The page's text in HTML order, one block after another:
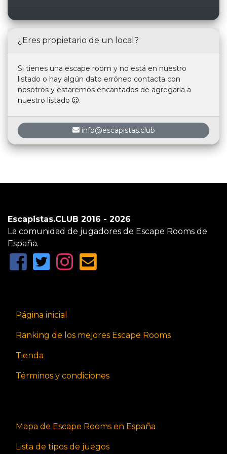
¿Eres propietario de un local?
Si tienes una escape room y no está en nuestro
listado o hay algún dato erróneo contacta con
nosotros y estaremos encantados de agregarla a
nuestro listado
.
info@escapistas.club
Escapistas.CLUB 2016 - 2026
La comunidad de jugadores de Escape Rooms de
España.
Página inicial
Ranking de los mejores Escape Rooms
Tienda
Términos y condiciones
Mapa de Escape Rooms en España
Lista de tipos de juegos